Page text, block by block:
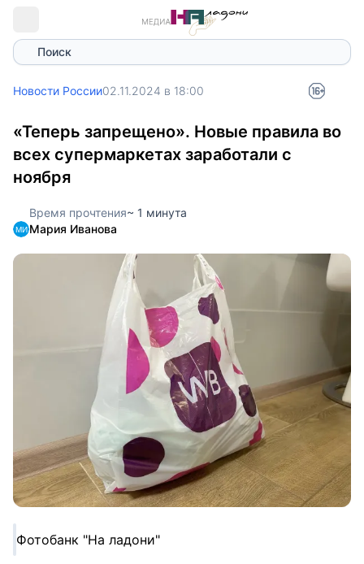
Поиск
Новости России02.11.2024 в 18:00
«Теперь запрещено». Новые правила во
всех супермаркетах заработали с
ноября
Время прочтения~ 1 минута
Мария Иванова
Фотобанк "На ладони"